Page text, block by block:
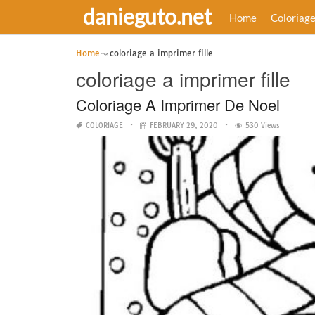
danieguto.net Home Coloriage
Home coloriage a imprimer fille
coloriage a imprimer fille
Coloriage A Imprimer De Noel
COLORIAGE FEBRUARY 29, 2020 530 Views